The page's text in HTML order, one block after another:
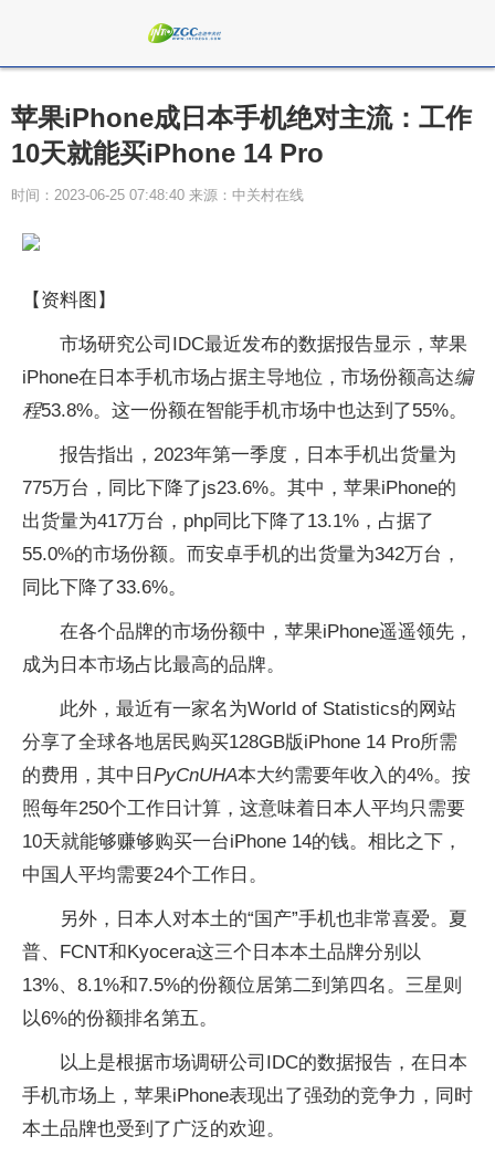
苹果iPhone成日本手机绝对主流：工作
10天就能买iPhone 14 Pro
时间：2023-06-25 07:48:40 来源：中关村在线
【资料图】
市场研究公司IDC最近发布的数据报告显示，苹果
iPhone在日本手机市场占据主导地位，市场份额高达编
程53.8%。这一份额在智能手机市场中也达到了55%。
报告指出，2023年第一季度，日本手机出货量为
775万台，同比下降了js23.6%。其中，苹果iPhone的
出货量为417万台，php同比下降了13.1%，占据了
55.0%的市场份额。而安卓手机的出货量为342万台，
同比下降了33.6%。
在各个品牌的市场份额中，苹果iPhone遥遥领先，
成为日本市场占比最高的品牌。
此外，最近有一家名为World of Statistics的网站
分享了全球各地居民购买128GB版iPhone 14 Pro所需
的费用，其中日 PyCnUHA本大约需要年收入的4%。按
照每年250个工作日计算，这意味着日本人平均只需要
10天就能够赚够购买一台iPhone 14的钱。相比之下，
中国人平均需要24个工作日。
另外，日本人对本土的“国产”手机也非常喜爱。夏
普、FCNT和Kyocera这三个日本本土品牌分别以
13%、8.1%和7.5%的份额位居第二到第四名。三星则
以6%的份额排名第五。
以上是根据市场调研公司IDC的数据报告，在日本
手机市场上，苹果iPhone表现出了强劲的竞争力，同时
本土品牌也受到了广泛的欢迎。